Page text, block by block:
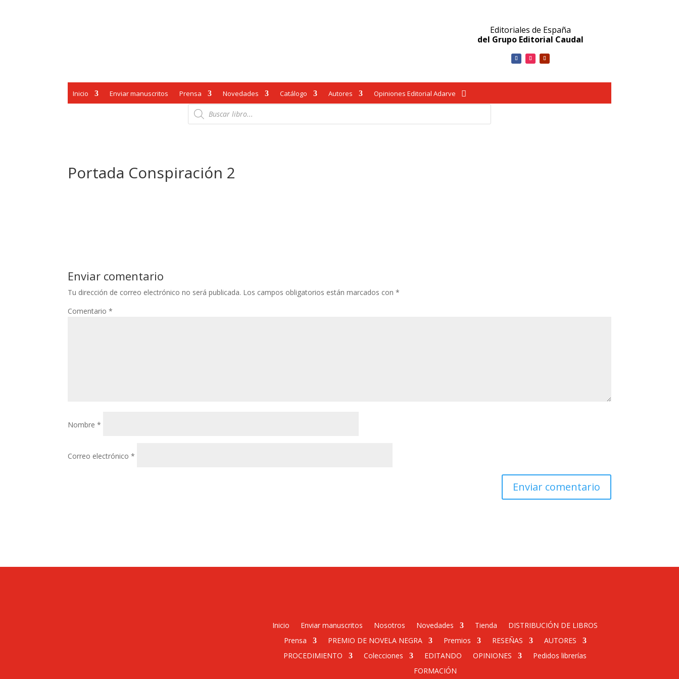
Editoriales de España
del Grupo Editorial Caudal
Inicio Enviar manuscritos Prensa Novedades Catálogo Autores Opiniones Editorial Adarve
Búsqueda
de
productos
Portada Conspiración 2
Enviar comentario
Tu dirección de correo electrónico no será publicada. Los campos obligatorios están marcados con*
Comentario*
Nombre*
Correo electrónico*
Inicio Enviar manuscritos Nosotros Novedades Tienda
DISTRIBUCIÓN DE LIBROS
Prensa
PREMIO DE NOVELA NEGRA Premios RESEÑAS
AUTORES
PROCEDIMIENTO
Colecciones EDITANDO OPINIONES
Pedidos librerías
FORMACIÓN